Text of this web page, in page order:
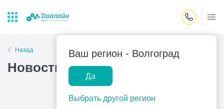
Ваш регион - Волгоград
Да
Выбрать другой регион
Лаборатории
Центр помощи
на дому
Закрыть поиск
Популярные запросы
Прием гинеколога
Назад
Новости